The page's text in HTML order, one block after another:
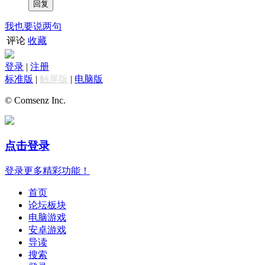
我也要说两句
评论 收藏
登录 | 注册
标准版 | 触屏版 | 电脑版
© Comsenz Inc.
点击登录
登录更多精彩功能！
首页
论坛板块
电脑游戏
安卓游戏
导读
搜索